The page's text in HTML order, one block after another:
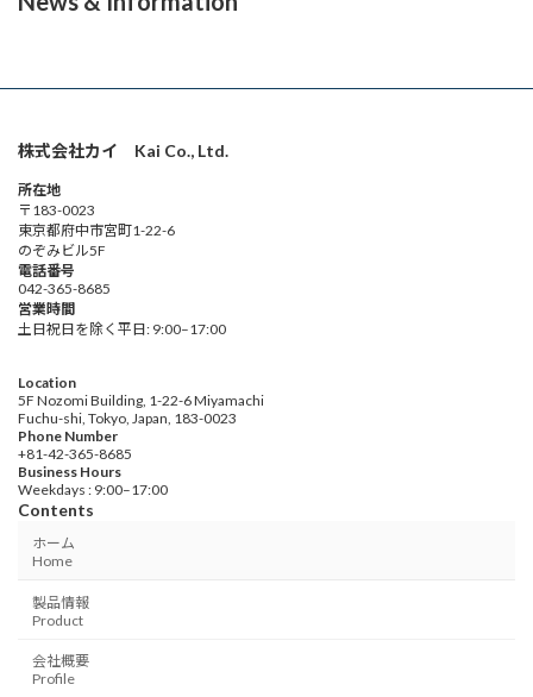
株式会社カイ Kai Co., Ltd.
所在地
〒183-0023
東京都府中市宮町1-22-6
のぞみビル5F
電話番号
042-365-8685
営業時間
土日祝日を除く平日: 9:00–17:00
Location
5F Nozomi Building, 1-22-6 Miyamachi
Fuchu-shi, Tokyo, Japan, 183-0023
Phone Number
+81-42-365-8685
Business Hours
Weekdays : 9:00–17:00
Contents
ホーム
Home
製品情報
Product
会社概要
Profile